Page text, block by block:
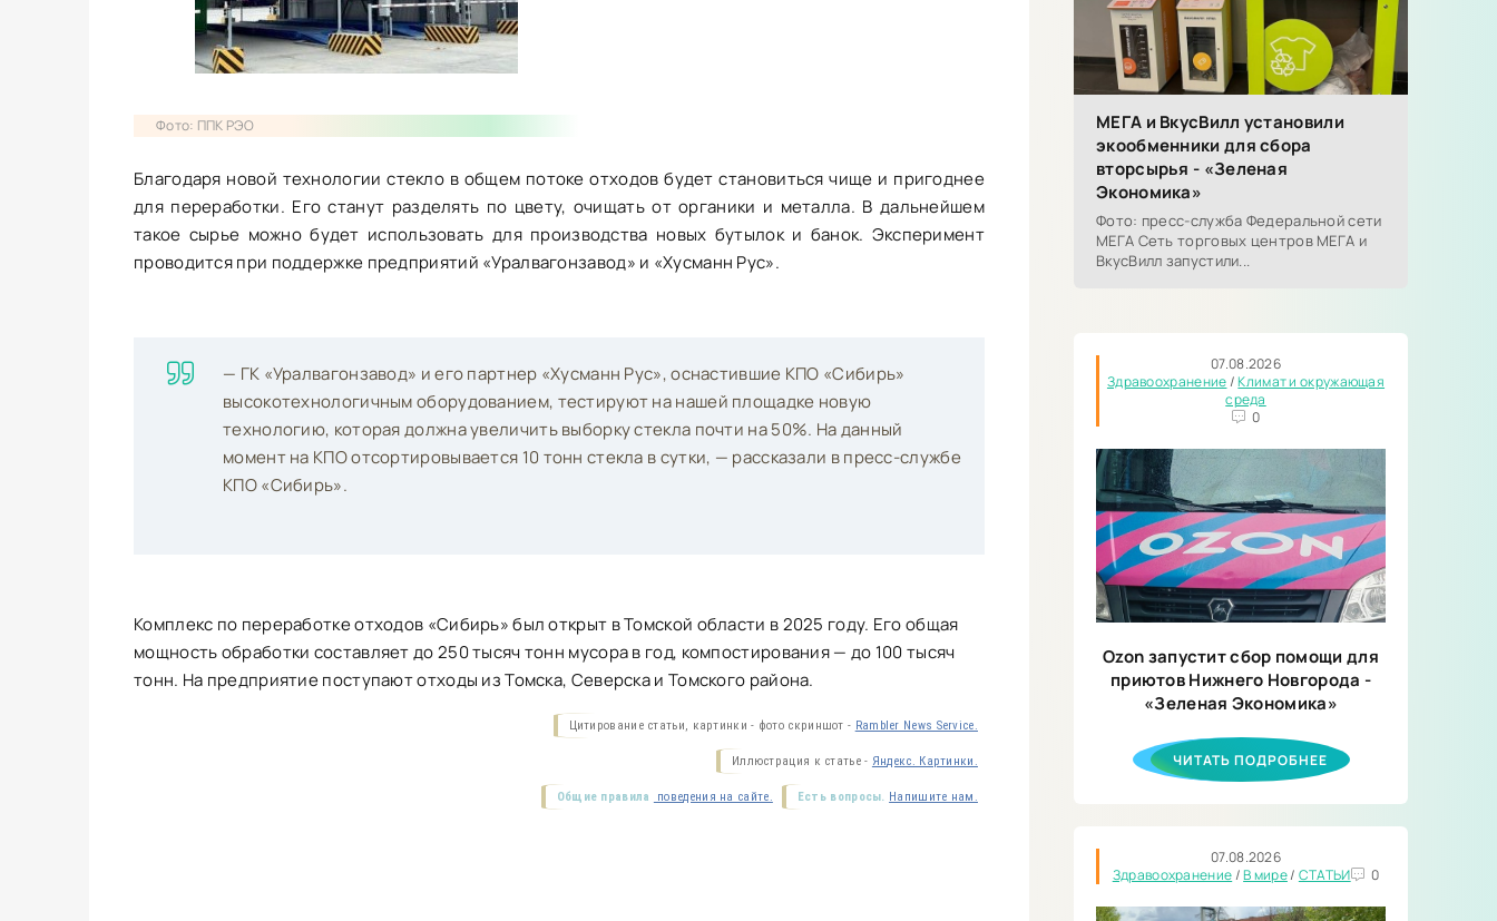
Фото: ППК РЭО
Благодаря новой технологии стекло в общем потоке отходов будет становиться чище и пригоднее
для переработки. Его станут разделять по цвету, очищать от органики и металла. В дальнейшем
такое сырье можно будет использовать для производства новых бутылок и банок. Эксперимент
проводится при поддержке предприятий «Уралвагонзавод» и «Хусманн Рус».
— ГК «Уралвагонзавод» и его партнер «Хусманн Рус», оснастившие КПО «Сибирь»
высокотехнологичным оборудованием, тестируют на нашей площадке новую
технологию, которая должна увеличить выборку стекла почти на 50%. На данный
момент на КПО отсортировывается 10 тонн стекла в сутки, — рассказали в пресс-службе
КПО «Сибирь».
Комплекс по переработке отходов «Сибирь» был открыт в Томской области в 2025 году. Его общая
мощность обработки составляет до 250 тысяч тонн мусора в год, компостирования — до 100 тысяч
тонн. На предприятие поступают отходы из Томска, Северска и Томского района.
Цитирование статьи, картинки - фото скриншот - Rambler News Service.
Иллюстрация к статье - Яндекс. Картинки.
Есть вопросы. Напишите нам.
Общие правила поведения на сайте.
МЕГА и ВкусВилл установили
экообменники для сбора
вторсырья - «Зеленая
Экономика»
Фото: пресс-служба Федеральной сети
МЕГА Сеть торговых центров МЕГА и
ВкусВилл запустили...
07.08.2026
Здравоохранение/Климат и окружающая
среда
0
Ozon запустит сбор помощи для
приютов Нижнего Новгорода -
«Зеленая Экономика»
ЧИТАТЬ ПОДРОБНЕЕ
07.08.2026
Здравоохранение/В мире/ СТАТЬИ 0